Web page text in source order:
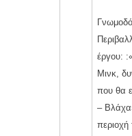
έργου:
Μινκ,
που θα
–
περιοχή